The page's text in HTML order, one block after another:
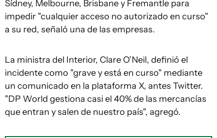
Sídney, Melbourne, Brisbane y Fremantle para
impedir "cualquier acceso no autorizado en curso"
a su red, señaló una de las empresas.
La ministra del Interior, Clare O’Neil, definió el
incidente como "grave y está en curso" mediante
un comunicado en la plataforma X, antes Twitter.
"DP World gestiona casi el 40% de las mercancías
que entran y salen de nuestro país", agregó.